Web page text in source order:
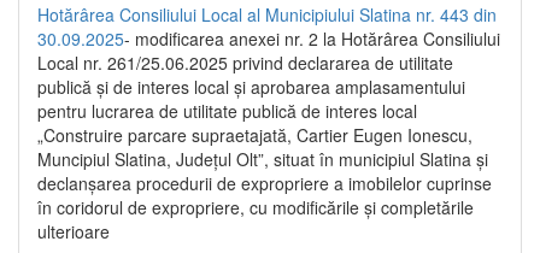
Hotărârea Consiliului Local al Municipiului Slatina nr. 443 din
30.09.2025- modificarea anexei nr. 2 la Hotărârea Consiliului
Local nr. 261/25.06.2025 privind declararea de utilitate
publică şi de interes local şi aprobarea amplasamentului
pentru lucrarea de utilitate publică de interes local
„Construire parcare supraetajată, Cartier Eugen Ionescu,
Muncipiul Slatina, Judeţul Olt”, situat în municipiul Slatina şi
declanşarea procedurii de expropriere a imobilelor cuprinse
în coridorul de expropriere, cu modificările şi completările
ulterioare